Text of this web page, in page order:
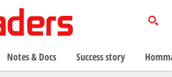
Notes & Docs Success story